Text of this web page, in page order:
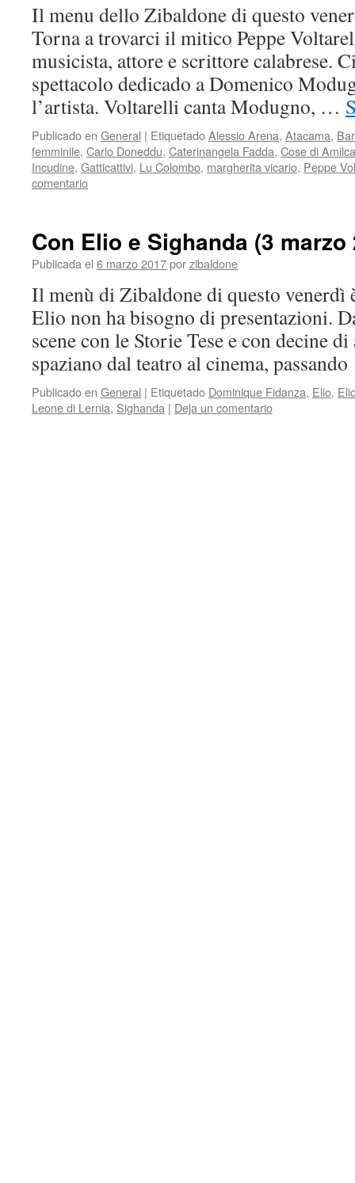
Il menu dello Zibaldone di questo
Torna a trovarci il mitico Peppe
musicista, attore e scrittore calabrese.
spettacolo dedicado a Domenico
l’artista. Voltarelli canta Modugno, …
Publicado en General | EtiquetadoAlessio Arena, Atacama,
femminile, Carlo Doneddu, Caterinangela Fadda, Cose di
Incudine, Gatticattivi, Lu Colombo, margherita vicario, Peppe
comentario
Con Elio e Sighanda (3 marzo
Publicada el 6 marzo 2017porzibaldone
Il menù di Zibaldone di questo venerdì
Elio non ha bisogno di presentazioni.
scene con le Storie Tese e con decine
spaziano dal teatro al cinema,
Publicado en General | Etiquetado Dominique Fidanza, Elio,
Leone di Lernia, Sighanda | Deja un comentario